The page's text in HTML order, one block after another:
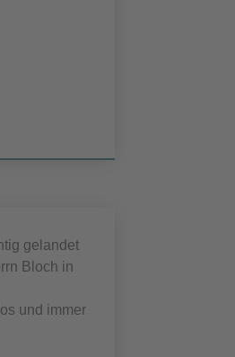
gelandet
Bloch in
und immer